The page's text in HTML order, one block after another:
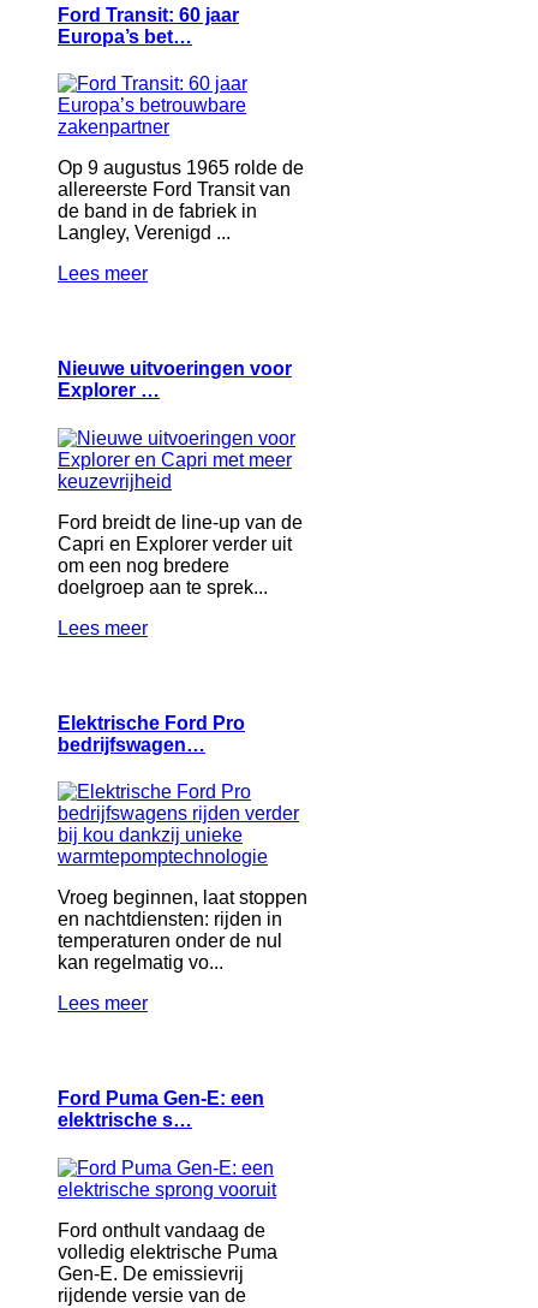
Ford Transit: 60 jaar
Europa’s bet…
Op 9 augustus 1965 rolde de
allereerste Ford Transit van
de band in de fabriek in
Langley, Verenigd ...
Lees meer
Nieuwe uitvoeringen voor
Explorer …
Ford breidt de line-up van de
Capri en Explorer verder uit
om een nog bredere
doelgroep aan te sprek...
Lees meer
Elektrische Ford Pro
bedrijfswagen…
Vroeg beginnen, laat stoppen
en nachtdiensten: rijden in
temperaturen onder de nul
kan regelmatig vo...
Lees meer
Ford Puma Gen-E: een
elektrische s…
Ford onthult vandaag de
volledig elektrische Puma
Gen-E. De emissievrij
rijdende versie van de